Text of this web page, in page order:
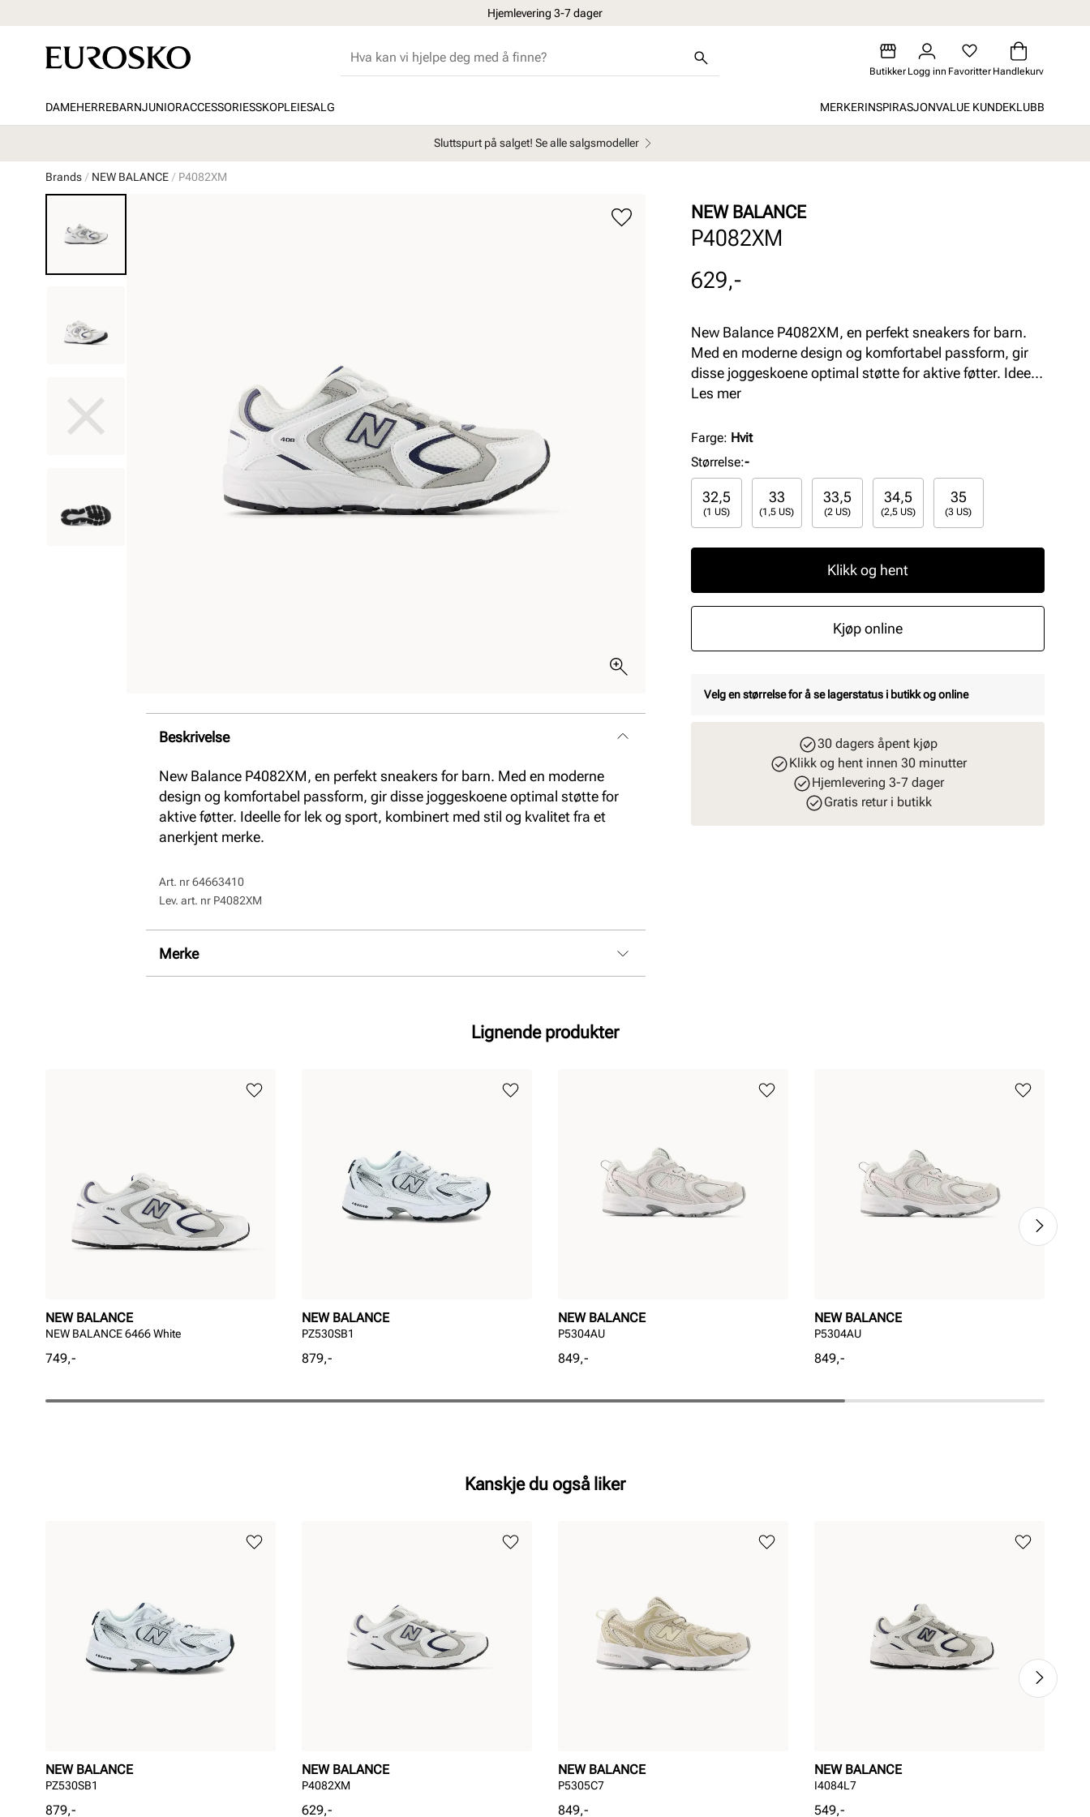
Hjemlevering 3-7 dager
Butikker Logg inn Favoritter Handlekurv
DAMEHERREBARNJUNIORACCESSORIESSKOPLEIESALG MERKERINSPIRASJONVALUE KUNDEKLUBB
Sluttspurt på salget! Se alle salgsmodeller
Brands NEW BALANCE P4082XM
Beskrivelse
New Balance P4082XM, en perfekt sneakers for barn. Med en moderne
design og komfortabel passform, gir disse joggeskoene optimal støtte for
aktive føtter. Ideelle for lek og sport, kombinert med stil og kvalitet fra et
anerkjent merke.
Art. nr64663410
Lev. art. nr P4082XM
Merke
NEW BALANCE
P4082XM
Pris
629,-
New Balance P4082XM, en perfekt sneakers for barn.
Med en moderne design og komfortabel passform, gir
disse joggeskoene optimal støtte for aktive føtter. Ideelle
for lek og sport, kombinert med stil og kvalitet fra et
Les mer
Farge: Hvit
Størrelse:-
32,5
(1 US)
33
(1,5 US)
33,5
(2 US)
34,5
(2,5 US)
35
(3 US)
Klikk og hent
Kjøp online
Velg en størrelse for å se lagerstatus i butikk og online
30 dagers åpent kjøp
Klikk og hent innen 30 minutter
Hjemlevering 3-7 dager
Gratis retur i butikk
Lignende produkter
NEW BALANCE
NEW BALANCE 6466 White
Pris
749,-
NEW BALANCE
PZ530SB1
Pris
879,-
NEW BALANCE
P5304AU
Pris
849,-
NEW BALANCE
P5304AU
Pris
849,-
Kanskje du også liker
NEW BALANCE
PZ530SB1
Pris
879,-
NEW BALANCE
P4082XM
Pris
629,-
NEW BALANCE
P5305C7
Pris
849,-
NEW BALANCE
I4084L7
Pris
549,-